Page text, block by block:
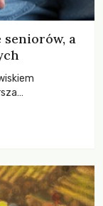
seniorów, a